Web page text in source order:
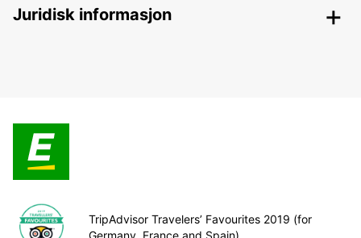
Juridisk informasjon
TripAdvisor Travelers’ Favourites 2019 (for
Germany, France and Spain)